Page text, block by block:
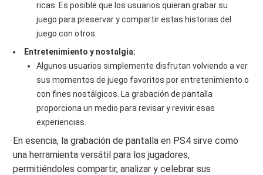
ricas. Es posible que los usuarios quieran grabar su
juego para preservar y compartir estas historias del
juego con otros.
Entretenimiento y nostalgia:
Algunos usuarios simplemente disfrutan volviendo a ver
sus momentos de juego favoritos por entretenimiento o
con fines nostálgicos. La grabación de pantalla
proporciona un medio para revisar y revivir esas
experiencias.
En esencia, la grabación de pantalla en PS4 sirve como
una herramienta versátil para los jugadores,
permitiéndoles compartir, analizar y celebrar sus